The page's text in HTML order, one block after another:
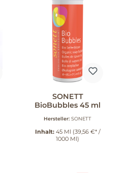
SONETT
BioBubbles 45 ml
Hersteller: SONETT
Inhalt: 45 Ml (39,56 €* /
1000 Ml)